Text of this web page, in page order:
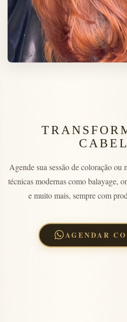
Agende sua sessão de coloração ou
técnicas modernas como balayage,
e muito mais, sempre com
AGENDAR